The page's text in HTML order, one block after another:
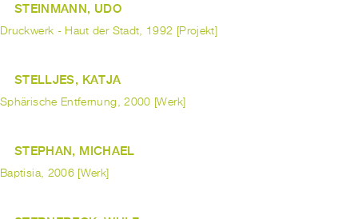
STEINMANN, UDO
Druckwerk - Haut der Stadt, 1992 [Projekt]
STELLJES, KATJA
Sphärische Entfernung, 2000 [Werk]
STEPHAN, MICHAEL
Baptisia, 2006 [Werk]